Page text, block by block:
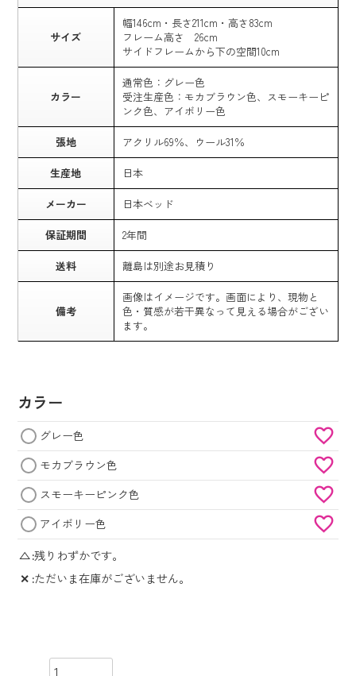
サイズ
幅146cm・長さ211cm・高さ83cm
フレーム高さ 26cm
サイドフレームから下の空間10cm
カラー
通常色：グレー色
受注生産色：モカブラウン色、スモーキーピ
ンク色、アイボリー色
張地 アクリル69％、ウール31％
生産地 日本
メーカー 日本ベッド
保証期間 2年間
送料 離島は別途お見積り
備考
画像はイメージです。画面により、現物と
色・質感が若干異なって見える場合がござい
ます。
カラー
グレー色
モカブラウン色
スモーキーピンク色
アイボリー色
△ 残りわずかです。
✕ ただいま在庫がございません。